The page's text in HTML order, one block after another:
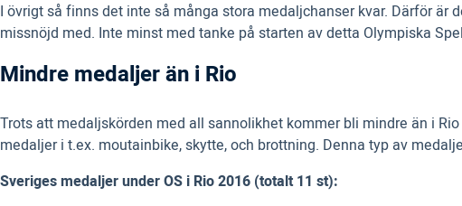
I övrigt så finns det inte så många stora medaljchanser kvar. Därför
missnöjd med. Inte minst med tanke på starten av detta Olympiska
Mindre medaljer än i Rio
Trots att medaljskörden med all sannolikhet kommer bli mindre än i
medaljer i t.ex. moutainbike, skytte, och brottning. Denna typ av
Sveriges medaljer under OS i Rio 2016 (totalt 11 st):